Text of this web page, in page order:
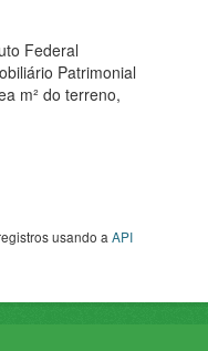
Federal
Patrimonial
m² do terreno,
usando aAPI